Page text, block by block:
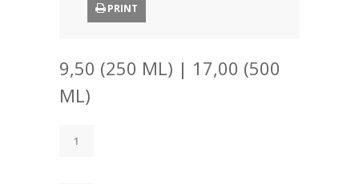
PRINT
9,50 (250 ML) | 17,00 (500
ML)